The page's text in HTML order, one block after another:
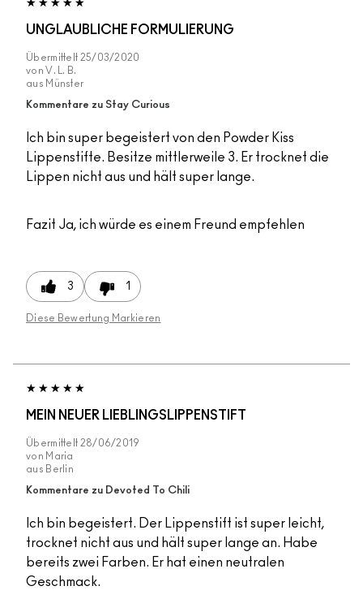
UNGLAUBLICHE FORMULIERUNG
Übermittelt 25/03/2020
von V. L. B.
aus Münster
Kommentare zu Stay Curious
Ich bin super begeistert von den Powder Kiss
Lippenstifte. Besitze mittlerweile 3. Er trocknet die
Lippen nicht aus und hält super lange.
Fazit Ja, ich würde es einem Freund empfehlen
3 1
Diese Bewertung Markieren
MEIN NEUER LIEBLINGSLIPPENSTIFT
Übermittelt 28/06/2019
von Maria
aus Berlin
Kommentare zu Devoted To Chili
Ich bin begeistert. Der Lippenstift ist super leicht,
trocknet nicht aus und hält super lange an. Habe
bereits zwei Farben. Er hat einen neutralen
Geschmack.